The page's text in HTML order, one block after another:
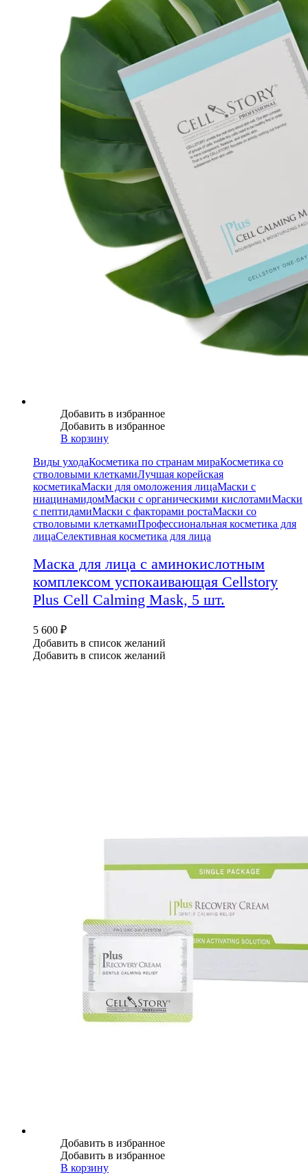
Добавить в избранное
Добавить в избранное
В корзину
Виды уходаКосметика по странам мираКосметика со
стволовыми клеткамиЛучшая корейская
косметикаМаски для омоложения лицаМаски с
ниацинамидомМаски с органическими кислотамиМаски
с пептидамиМаски с факторами ростаМаски со
стволовыми клеткамиПрофессиональная косметика для
лицаСелективная косметика для лица
Маска для лица с аминокислотным
комплексом успокаивающая Cellstory
Plus Cell Calming Mask, 5 шт.
5 600 ₽
Добавить в список желаний
Добавить в список желаний
Добавить в избранное
Добавить в избранное
В корзину